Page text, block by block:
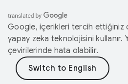
Google, içerikleri tercih ettiğiniz
yapay zeka teknolojisini kullanır.
çevirilerinde hata olabilir.